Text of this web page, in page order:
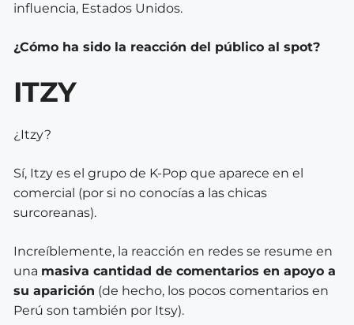
influencia, Estados Unidos.
¿Cómo ha sido la reacción del público al spot?
ITZY
¿Itzy?
Sí, Itzy es el grupo de K-Pop que aparece en el
comercial (por si no conocías a las chicas
surcoreanas).
Increíblemente, la reacción en redes se resume en
una masiva cantidad de comentarios en apoyo a
su aparición (de hecho, los pocos comentarios en
Perú son también por Itsy).